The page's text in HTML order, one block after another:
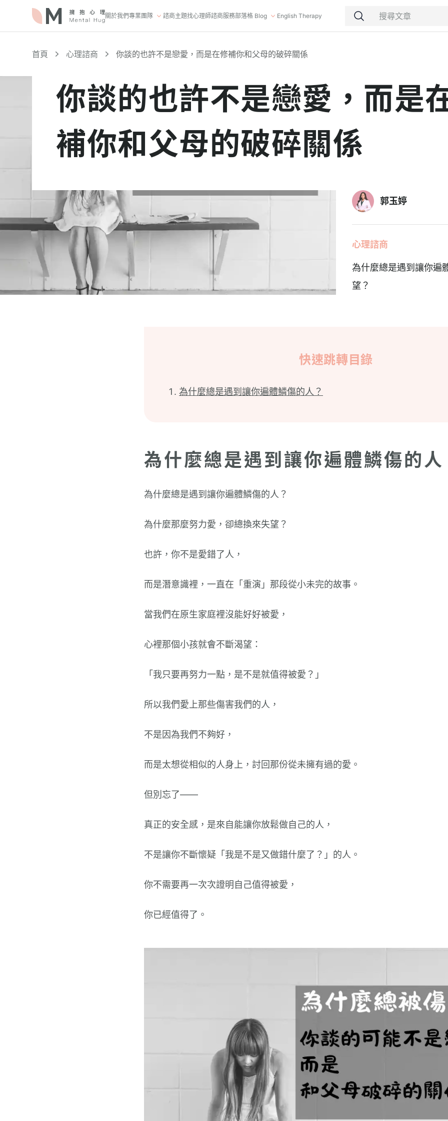
關於我們專業團隊 諮商主題找心理師諮商服務部落格 Blog English Therapy
首頁 心理諮商 你談的也許不是戀愛，而是在修補你和父母的破碎關係
你談的也許不是戀愛，而是
補你和父母的破碎關係
郭玉婷
心理諮商
為什麼總是遇到讓你遍
望？
快速跳轉目錄
為什麼總是遇到讓你遍體鱗傷的人？
為什麼總是遇到讓你遍體鱗傷的
為什麼總是遇到讓你遍體鱗傷的人？
為什麼那麼努力愛，卻總換來失望？
也許，你不是愛錯了人，
而是潛意識裡，一直在「重演」那段從小未完的故事。
當我們在原生家庭裡沒能好好被愛，
心裡那個小孩就會不斷渴望：
「我只要再努力一點，是不是就值得被愛？」
所以我們愛上那些傷害我們的人，
不是因為我們不夠好，
而是太想從相似的人身上，討回那份從未擁有過的愛。
但別忘了——
真正的安全感，是來自能讓你放鬆做自己的人，
不是讓你不斷懷疑「我是不是又做錯什麼了？」的人。
你不需要再一次次證明自己值得被愛，
你已經值得了。